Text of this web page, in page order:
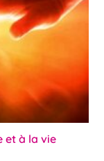
et à la vie